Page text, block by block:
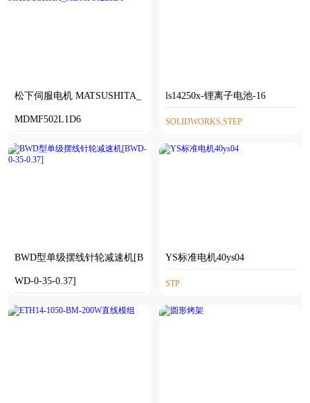
松下伺服电机 MATSUSHITA_
MDMF502L1D6
STP
ls14250x-锂离子电池-16
SOLIDWORKS,STEP
BWD型单级摆线针轮减速机[B
WD-0-35-0.37]
STEP
YS标准电机40ys04
STP